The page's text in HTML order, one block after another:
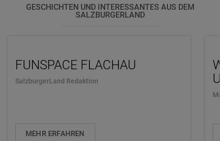
GESCHICHTEN UND INTERESSANTES AUS DEM
SALZBURGERLAND
FUNSPACE FLACHAU
SalzburgerLand Redaktion
MEHR ERFAHREN